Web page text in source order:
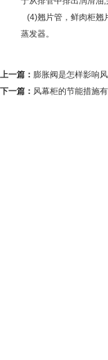
(4)翘片管，鲜肉柜翘
蒸发器。
上一篇： 膨胀阀是怎样影响
下一篇： 风幕柜的节能措施